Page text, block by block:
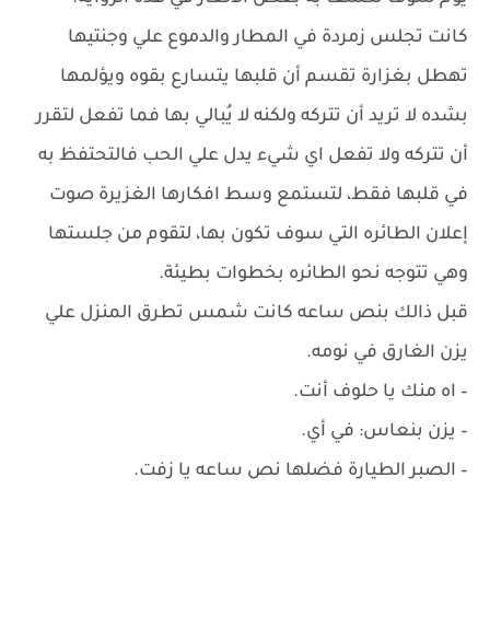
كانت تجلس زمردة في المطار والدموع علي وجنتيها
تهطل بغزارة تقسم أن قلبها يتسارع بقوه ويؤلمها
بشده لا تريد أن تتركه ولكنه لا يُبالي بها فما تفعل لتقرر
أن تتركه ولا تفعل اي شيء يدل علي الحب فالتحتفظ به
في قلبها فقط، لتستمع وسط افكارها الغزيرة صوت
إعلان الطائره التي سوف تكون بها، لتقوم من جلستها
وهي تتوجه نحو الطائره بخطوات بطيئة.
قبل ذالك بنص ساعه كانت شمس تطرق المنزل علي
يزن الغارق في نومه.
– اه منك يا حلوف أنت.
– ‏يزن بنعاس: في أي.
– ‏الصبر الطيارة فضلها نص ساعه يا زفت.